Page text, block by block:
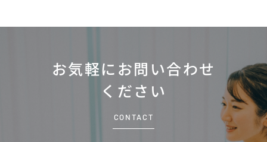
お気軽にお問い合わせ
ください
CONTACT